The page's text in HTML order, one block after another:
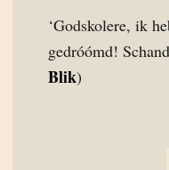
‘Godskolere, ik
gedróómd!
Blik)